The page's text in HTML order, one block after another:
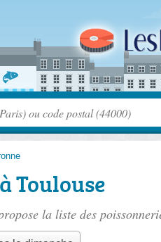
Toulouse
la liste des